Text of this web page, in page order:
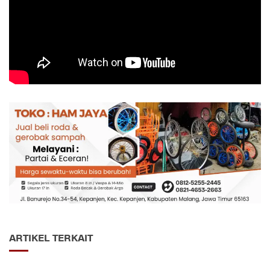
ARTIKEL TERKAIT